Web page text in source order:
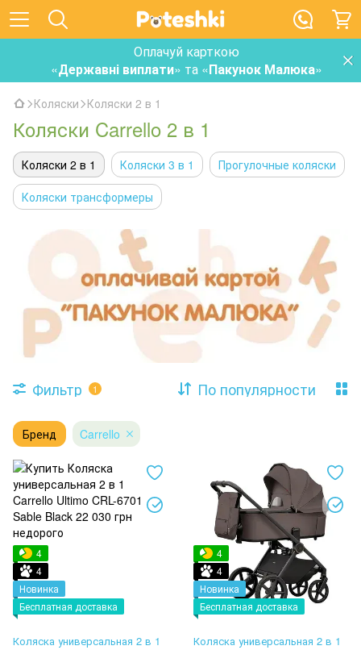
Оплачуй карткою
«Державні виплати» та «Пакунок Малюка»
Коляски Коляски 2 в 1
Коляски Carrello 2 в 1
Коляски 2 в 1 Коляски 3 в 1
Прогулочные коляски
Коляски трансформеры
Фильтр 1 По популярности
Бренд Carrello
4
4
Новинка
Бесплатная доставка
Коляска универсальная 2 в 1
4
4
Новинка
Бесплатная доставка
Коляска универсальная 2 в 1